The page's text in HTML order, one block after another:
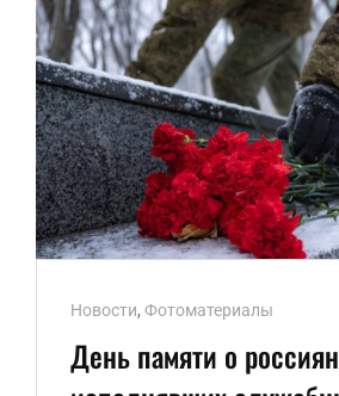
Ссылки
рубрик
Новости, Фотоматериалы
День памяти о